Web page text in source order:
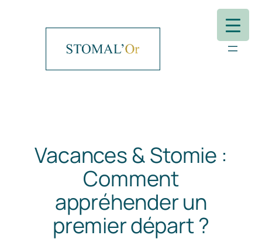
Vacances & Stomie :
Comment
appréhender un
premier départ ?